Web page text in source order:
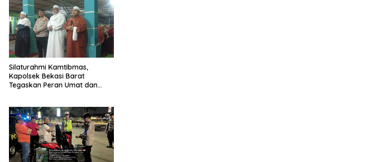
Silaturahmi Kamtibmas,
Kapolsek Bekasi Barat
Tegaskan Peran Umat dan